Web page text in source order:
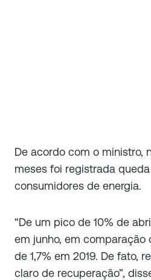
De acordo com o ministro,
meses foi registrada
consumidores de energia.
“De um pico de 10% de
em junho, em
de 1,7% em 2019. De fato,
claro de recuperação”,